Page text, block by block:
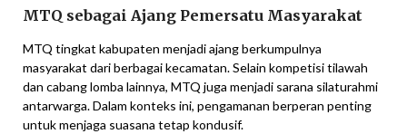
MTQ sebagai Ajang Pemersatu Masyarakat
MTQ tingkat kabupaten menjadi ajang berkumpulnya
masyarakat dari berbagai kecamatan. Selain kompetisi tilawah
dan cabang lomba lainnya, MTQ juga menjadi sarana silaturahmi
antarwarga. Dalam konteks ini, pengamanan berperan penting
untuk menjaga suasana tetap kondusif.